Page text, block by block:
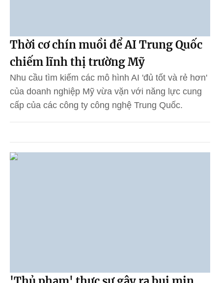
Thời cơ chín muồi để AI Trung Quốc
chiếm lĩnh thị trường Mỹ
Nhu cầu tìm kiếm các mô hình AI 'đủ tốt và rẻ hơn'
của doanh nghiệp Mỹ vừa vặn với năng lực cung
cấp của các công ty công nghệ Trung Quốc.